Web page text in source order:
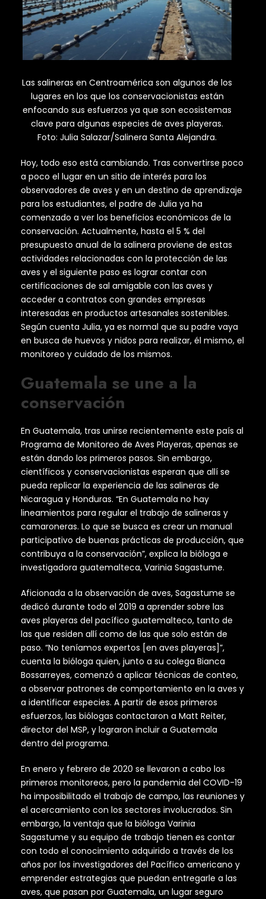
Las salineras en Centroamérica son algunos de los
lugares en los que los conservacionistas están
enfocando sus esfuerzos ya que son ecosistemas
clave para algunas especies de aves playeras.
Foto: Julia Salazar/Salinera Santa Alejandra.
Hoy, todo eso está cambiando. Tras convertirse poco
a poco el lugar en un sitio de interés para los
observadores de aves y en un destino de aprendizaje
para los estudiantes, el padre de Julia ya ha
comenzado a ver los beneficios económicos de la
conservación. Actualmente, hasta el 5 % del
presupuesto anual de la salinera proviene de estas
actividades relacionadas con la protección de las
aves y el siguiente paso es lograr contar con
certificaciones de sal amigable con las aves y
acceder a contratos con grandes empresas
interesadas en productos artesanales sostenibles.
Según cuenta Julia, ya es normal que su padre vaya
en busca de huevos y nidos para realizar, él mismo, el
monitoreo y cuidado de los mismos.
Guatemala se une a la
conservación
En Guatemala, tras unirse recientemente este país al
Programa de Monitoreo de Aves Playeras, apenas se
están dando los primeros pasos. Sin embargo,
científicos y conservacionistas esperan que allí se
pueda replicar la experiencia de las salineras de
Nicaragua y Honduras. “En Guatemala no hay
lineamientos para regular el trabajo de salineras y
camaroneras. Lo que se busca es crear un manual
participativo de buenas prácticas de producción, que
contribuya a la conservación”, explica la bióloga e
investigadora guatemalteca, Varinia Sagastume.
Aficionada a la observación de aves, Sagastume se
dedicó durante todo el 2019 a aprender sobre las
aves playeras del pacífico guatemalteco, tanto de
las que residen allí como de las que solo están de
paso. “No teníamos expertos [en aves playeras]”,
cuenta la bióloga quien, junto a su colega Bianca
Bossarreyes, comenzó a aplicar técnicas de conteo,
a observar patrones de comportamiento en la aves y
a identificar especies. A partir de esos primeros
esfuerzos, las biólogas contactaron a Matt Reiter,
director del MSP, y lograron incluir a Guatemala
dentro del programa.
En enero y febrero de 2020 se llevaron a cabo los
primeros monitoreos, pero la pandemia del COVID-19
ha imposibilitado el trabajo de campo, las reuniones y
el acercamiento con los sectores involucrados. Sin
embargo, la ventaja que la bióloga Varinia
Sagastume y su equipo de trabajo tienen es contar
con todo el conocimiento adquirido a través de los
años por los investigadores del Pacífico americano y
emprender estrategias que puedan entregarle a las
aves, que pasan por Guatemala, un lugar seguro